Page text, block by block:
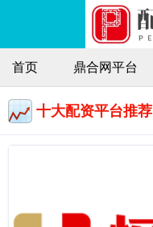
首页 鼎合网平台
十大配资平台推荐